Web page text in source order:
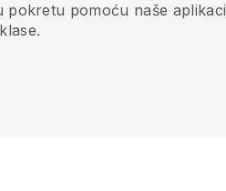
pokretu pomoću naše